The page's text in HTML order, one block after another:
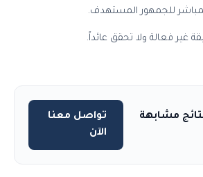
للجمهور المستهدف.
غير فعالة ولا تحقق عائداً.
مشابهة
تواصل معنا
الآن